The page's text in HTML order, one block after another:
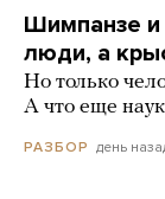
Шимпанзе и
люди, а
Но только
А что еще
РАЗБОР день